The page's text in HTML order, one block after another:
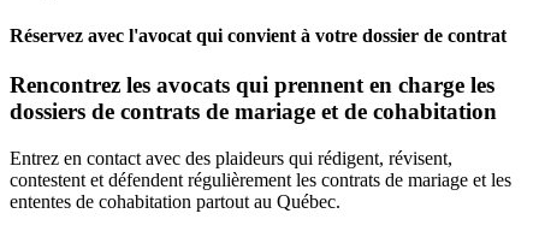
Réservez avec l'avocat qui convient à votre dossier de contrat
Rencontrez les avocats qui prennent en charge les
dossiers de contrats de mariage et de cohabitation
Entrez en contact avec des plaideurs qui rédigent, révisent,
contestent et défendent régulièrement les contrats de mariage et les
ententes de cohabitation partout au Québec.